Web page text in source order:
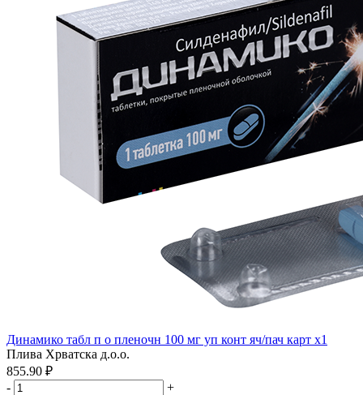
Динамико табл п о пленочн 100 мг уп конт яч/пач карт x1
Плива Хрватска д.о.о.
855.90 ₽
-
+